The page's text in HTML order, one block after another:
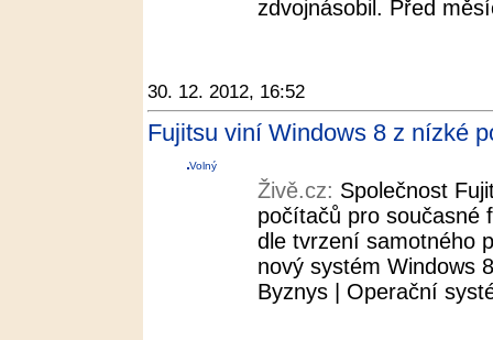
zdvojnásobil. Před
30. 12. 2012, 16:52
Fujitsu viní Windows 8 z nízké
Volný
Živě.cz: Společnost
počítačů pro současné
dle tvrzení samotného
nový systém Windows
Byznys | Operační